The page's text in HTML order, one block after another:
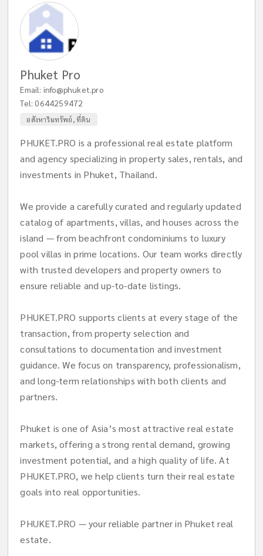
Phuket Pro
Email: info@phuket.pro
Tel:0644259472
อสังหาริมทรัพย์, ที่ดิน
PHUKET.PRO is a professional real estate platform
and agency specializing in property sales, rentals, and
investments in Phuket, Thailand.
We provide a carefully curated and regularly updated
catalog of apartments, villas, and houses across the
island — from beachfront condominiums to luxury
pool villas in prime locations. Our team works directly
with trusted developers and property owners to
ensure reliable and up-to-date listings.
PHUKET.PRO supports clients at every stage of the
transaction, from property selection and
consultations to documentation and investment
guidance. We focus on transparency, professionalism,
and long-term relationships with both clients and
partners.
Phuket is one of Asia’s most attractive real estate
markets, offering a strong rental demand, growing
investment potential, and a high quality of life. At
PHUKET.PRO, we help clients turn their real estate
goals into real opportunities.
PHUKET.PRO — your reliable partner in Phuket real
estate.